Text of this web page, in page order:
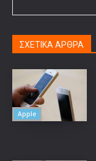
ΣΧΕΤΙΚΑ ΑΡΘΡΑ
Apple